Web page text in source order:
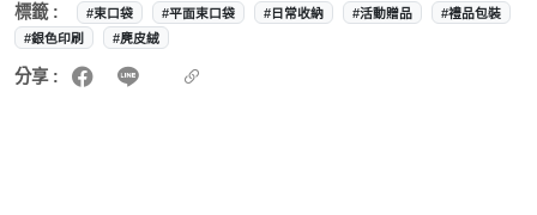
標籤 :
#束口袋 #平面束口袋 #日常收納 #活動贈品
#禮品包裝
#銀色印刷
#麂皮絨
分享 :